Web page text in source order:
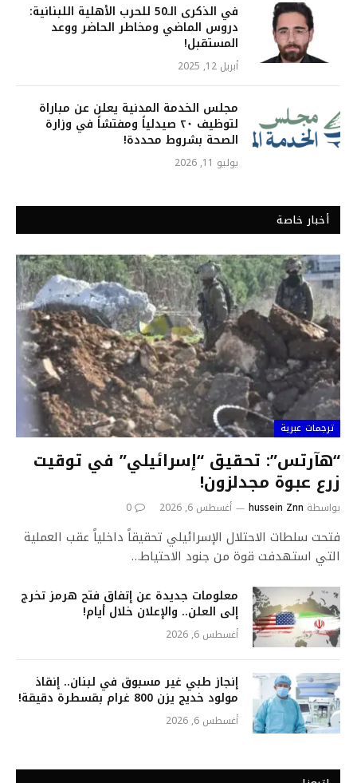
في الذكرى الـ50 للحرب الأهلية اللبنانية:
دروس الماضي ومخاطر الحاضر ووعد
المستقبل!
أبريل 12, 2025
مجلس الخدمة المدنية يعلن عن مباراة
لتوظيف ٢٠ صيدلياً ومفتشاً في وزارة
الصحة بشروط محددة!
يوليو 11, 2026
أخبار خاصة
ترجمات عبرية
“هآرتس”: تحقيق “إسرائيلي” في توقيت
زرع عبوة مجدلزون!
بواسطة hussein Znn أغسطس 6, 2026 0
فتحت سلطات الاحتلال الإسرائيلي تحقيقاً داخلياً عقب العملية
التي استهدفت قوة من جنود الاحتياط…
معلومات جديدة عن إتفاق فتح هرمز تخرج
إلى العلن.. والإعلان خلال أيام!
أغسطس 6, 2026
إنجاز طبي غير مسبوق في لبنان.. إنقاذ
مولود خديج يزن 800 غرام بقسطرة دقيقة!
أغسطس 6, 2026